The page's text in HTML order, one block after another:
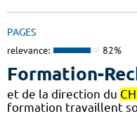
PAGES
relevance: 82%
Formation-
et de la direction du
formation travaillent